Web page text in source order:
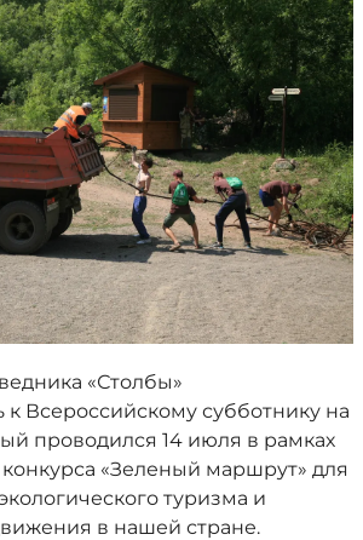
«Столбы»
Всероссийскому субботнику на
проводился 14 июля в рамках
«Зеленый маршрут» для
туризма и
в нашей стране.